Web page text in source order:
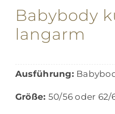
Babybody
langarm
Ausführung:
Größe: 50/56 oder 62/